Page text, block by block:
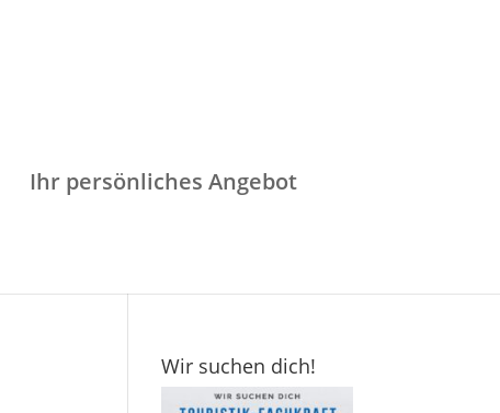
Ihr persönliches Angebot
Wir suchen dich!